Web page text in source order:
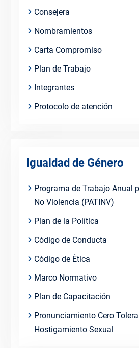
Consejera
Nombramientos
Carta Compromiso
Plan de Trabajo
Integrantes
Protocolo de atención
Igualdad de Género
Programa de Trabajo Anual
No Violencia (PATINV)
Plan de la Política
Código de Conducta
Código de Ética
Marco Normativo
Plan de Capacitación
Pronunciamiento Cero
Hostigamiento Sexual